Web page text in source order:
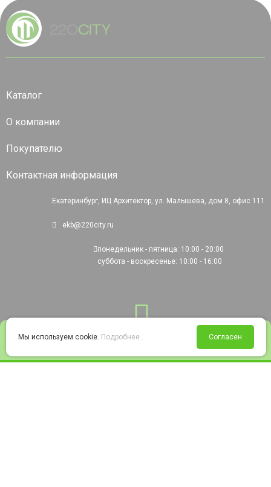
Войти Избранное Корзина
Каталог
О компании
Покупателю
Контактная информация
Екатеринбург, ИЦ Архитектор, ул. Малышева, дом 8, офис 111
ekb@220city.ru
понедельник - пятница: 10:00 - 20:00
суббота - воскресенье: 10:00 - 16:00
Мы используем cookie. Подробнее... Согласен